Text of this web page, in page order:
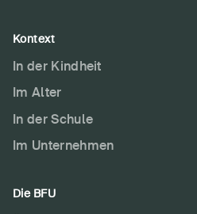
Kontext
In der Kindheit
Im Alter
In der Schule
Im Unternehmen
Die BFU